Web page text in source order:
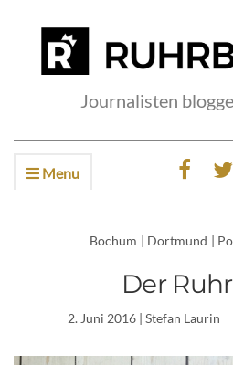
Journalisten
Menu
Bochum | Dortmund |
Der
2. Juni 2016| Stefan Laurin